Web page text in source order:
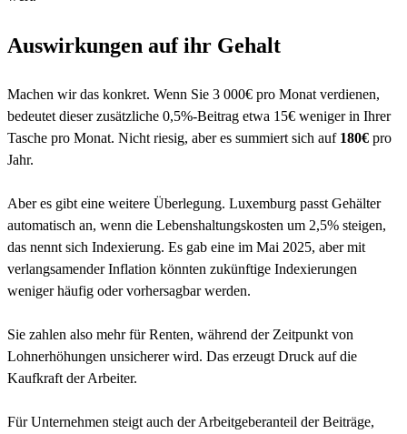
Auswirkungen auf ihr Gehalt
Machen wir das konkret. Wenn Sie 3 000€ pro Monat verdienen,
bedeutet dieser zusätzliche 0,5%-Beitrag etwa 15€ weniger in Ihrer
Tasche pro Monat. Nicht riesig, aber es summiert sich auf 180€ pro
Jahr.
Aber es gibt eine weitere Überlegung. Luxemburg passt Gehälter
automatisch an, wenn die Lebenshaltungskosten um 2,5% steigen,
das nennt sich Indexierung. Es gab eine im Mai 2025, aber mit
verlangsamender Inflation könnten zukünftige Indexierungen
weniger häufig oder vorhersagbar werden.
Sie zahlen also mehr für Renten, während der Zeitpunkt von
Lohnerhöhungen unsicherer wird. Das erzeugt Druck auf die
Kaufkraft der Arbeiter.
Für Unternehmen steigt auch der Arbeitgeberanteil der Beiträge,